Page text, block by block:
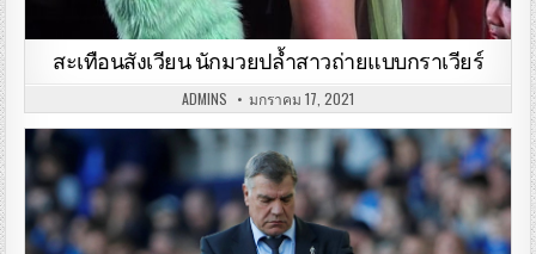
สะเทือนสังเวียน นักมวยปล้ำสาวถ่ายแบบกราเวียร์
ADMINS มกราคม 17, 2021